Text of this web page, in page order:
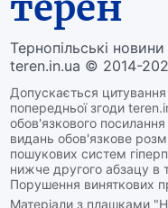
Тернопільські новини
teren.in.ua © 2014-
Допускається
попередньої згоди
обов'язкового
видань обов'язкове
пошукових систем
нижче другого абзацу в
Порушення виняткових
Матеріали з плашками